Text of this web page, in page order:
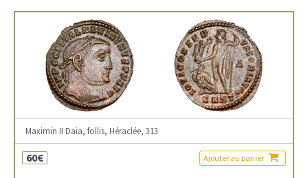
Maximin II Daia, follis, Héraclée, 313
60€ Ajouter au panier